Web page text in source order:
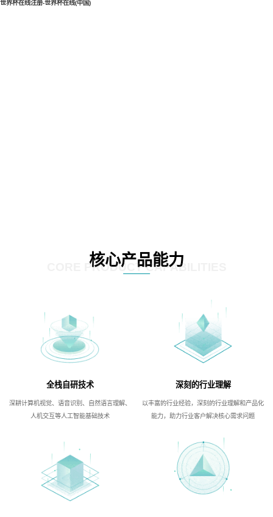
世界杯在线注册-世界杯在线(中国)
核心产品能力
CORE PRODUCT CAPABILITIES
全栈自研技术
深耕计算机视觉、语音识别、自然语言理解、
人机交互等人工智能基础技术
深刻的行业理解
以丰富的行业经验，深刻的行业理解和产品化
能力，助力行业客户解决核心需求问题